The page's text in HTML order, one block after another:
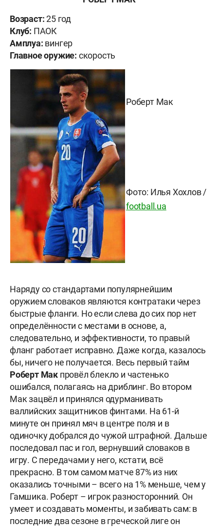
Возраст:25 год
Клуб: ПАОК
Амплуа: вингер
Главное оружие: скорость
Роберт Мак
Фото: Илья Хохлов/
football.ua
Наряду со стандартами популярнейшим
оружием словаков являются контратаки через
быстрые фланги. Но если слева до сих пор нет
определённости с местами в основе, а,
следовательно, и эффективности, то правый
фланг работает исправно. Даже когда, казалось
бы, ничего не получается. Весь первый тайм
Роберт Мак провёл блекло и частенько
ошибался, полагаясь на дриблинг. Во втором
Мак зацвёл и принялся одурманивать
валлийских защитников финтами. На 61-й
минуте он принял мяч в центре поля и в
одиночку добрался до чужой штрафной. Дальше
последовал пас и гол, вернувший словаков в
игру. С передачами у него, кстати, всё
прекрасно. В том самом матче 87% из них
оказались точными – всего на 1% меньше, чем у
Гамшика. Роберт – игрок разносторонний. Он
умеет и создавать моменты, и забивать сам: в
последние два сезоне в греческой лиге он